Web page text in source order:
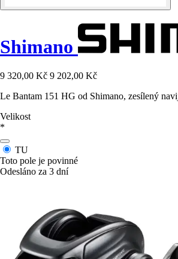
Shimano
9 320,00 Kč 9 202,00 Kč
Le Bantam 151 HG od Shimano, zesílený
Velikost
*
TU
Toto pole je povinné
Odesláno za 3 dní